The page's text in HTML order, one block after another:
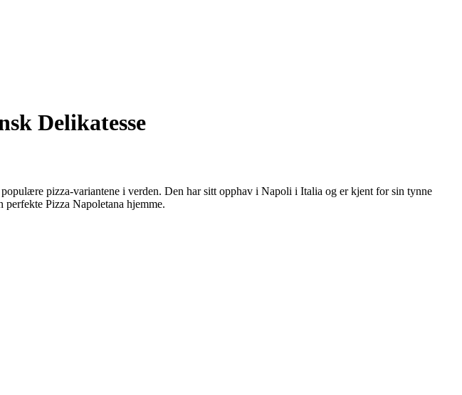
Delikatesse
pizza-variantene i verden. Den har sitt opphav i Napoli i Italia og er kjent for sin tynne
Pizza Napoletana hjemme.